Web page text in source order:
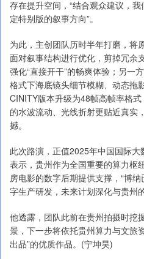
存在提升空间，“结合观众建议，
定特别版的叙事方向”。
为此，主创团队历时半年打磨，将
面对叙事结构进行优化，剪掉冗余
强化“直接开干”的畅爽体验；另一
格式下海底镜头细节模糊、动态拖
CINITY版本升级为48帧高帧率格
的水波流动、光线折射更贴近真实
撼。
此次路演，正值2025年中国国际
表示，贵州作为全国重要的算力枢
房电影的数字后期提供支撑，“博
字生产研发，未来计划深化与贵州的
他透露，团队此前在贵州拍摄时挖
景，下一步将依托贵州算力与文旅
出品”的优质作品。(宁坤昊)